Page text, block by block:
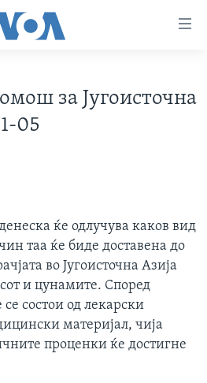
- АРХИВА
АРХИВА
за Југоисточна
05
ќе одлучува каков вид
таа ќе биде доставена до
во Југоисточна Азија
и цунамите. Според
состои од лекарски
материјал, чија
проценки ќе достигне